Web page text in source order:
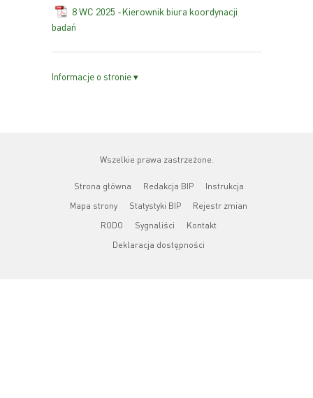
8 WC 2025 -Kierownik biura koordynacji
badań
Informacje o stronie ▾
Wszelkie prawa zastrzeżone.
Strona główna Redakcja BIP
Instrukcja
Mapa strony
Statystyki BIP
Rejestr zmian
RODO
Sygnaliści
Kontakt
Deklaracja dostępności